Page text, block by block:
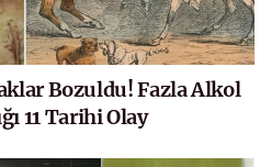
Bozuldu! Fazla Alkol
11 Tarihi Olay